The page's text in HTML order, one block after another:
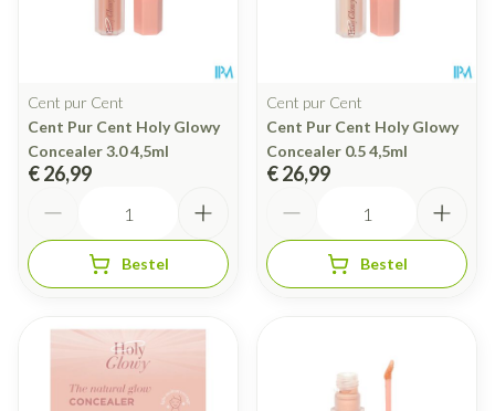
Cent pur Cent
Cent Pur Cent Holy Glowy
Concealer 3.0 4,5ml
€ 26,99
Bestel
Cent pur Cent
Cent Pur Cent Holy Glowy
Concealer 0.5 4,5ml
€ 26,99
Bestel